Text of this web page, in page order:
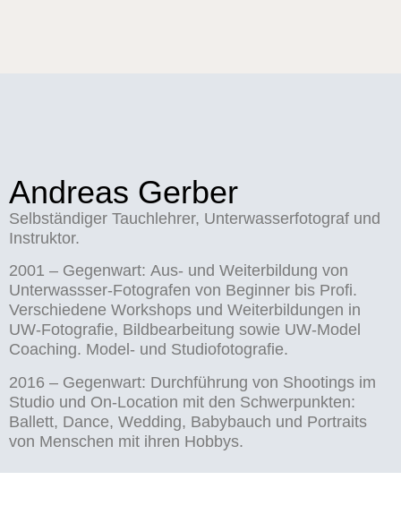
Andreas Gerber
Selbständiger Tauchlehrer, Unterwasserfotograf und
Instruktor.
2001 – Gegenwart: Aus- und Weiterbildung von
Unterwassser-Fotografen von Beginner bis Profi.
Verschiedene Workshops und Weiterbildungen in
UW-Fotografie, Bildbearbeitung sowie UW-Model
Coaching. Model- und Studiofotografie.
2016 – Gegenwart: Durchführung von Shootings im
Studio und On-Location mit den Schwerpunkten:
Ballett, Dance, Wedding, Babybauch und Portraits
von Menschen mit ihren Hobbys.